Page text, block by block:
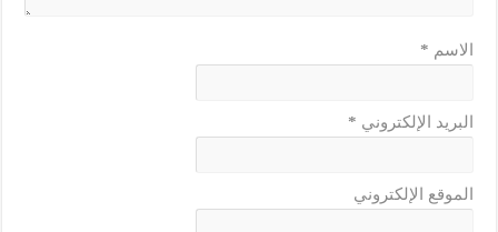
الاسم *
البريد الإلكتروني *
الموقع الإلكتروني